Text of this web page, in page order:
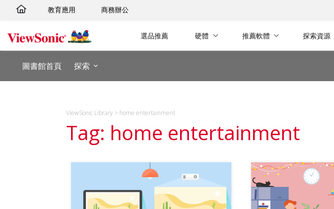
主
教育應用 商務辦公
選品推薦 硬體 推薦軟體 探索資源
圖書館首頁 探索
ViewSonic Library > home entertainment
Tag: home entertainment